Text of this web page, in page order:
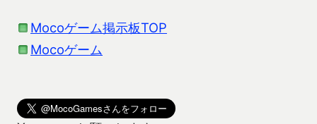
Mocoゲーム掲示板TOP
Mocoゲーム